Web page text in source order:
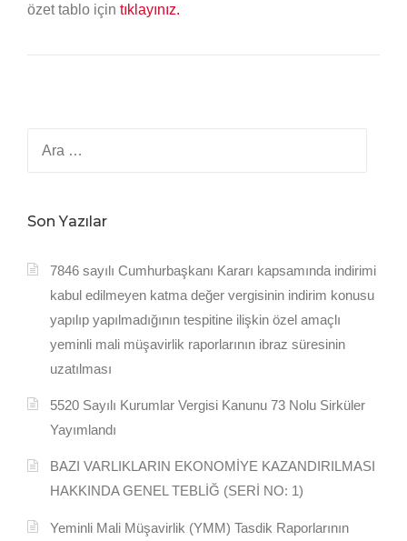
özet tablo için tıklayınız.
Son Yazılar
7846 sayılı Cumhurbaşkanı Kararı kapsamında indirimi
kabul edilmeyen katma değer vergisinin indirim konusu
yapılıp yapılmadığının tespitine ilişkin özel amaçlı
yeminli mali müşavirlik raporlarının ibraz süresinin
uzatılması
5520 Sayılı Kurumlar Vergisi Kanunu 73 Nolu Sirküler
Yayımlandı
BAZI VARLIKLARIN EKONOMİYE KAZANDIRILMASI
HAKKINDA GENEL TEBLİĞ (SERİ NO: 1)
Yeminli Mali Müşavirlik (YMM) Tasdik Raporlarının